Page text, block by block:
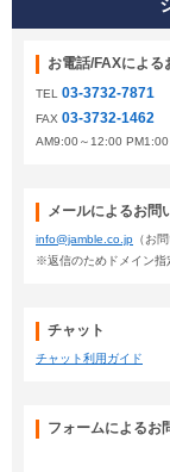
お電話/FAXによる
TEL 03-3732-7871
FAX 03-3732-1462
AM9:00～12:00 PM1:00
メールによるお問
info@jamble.co.jp （お
※返信のためドメイン指
チャット
チャット利用ガイド
フォームによるお